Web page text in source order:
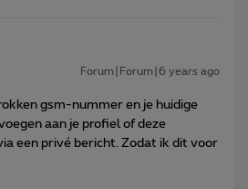
Forum|Forum|6 years ago
gsm-nummer en je huidige
aan je profiel of deze
een privé bericht. Zodat ik dit voor